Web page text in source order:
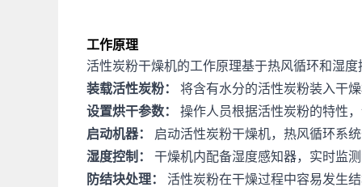
工作原理
活性炭粉干燥机的工作原理基于热风循环和湿
装载活性炭粉：
将含有水分的活性炭粉装入干
设置烘干参数：
操作人员根据活性炭粉的特性
启动机器：
启动活性炭粉干燥机，热风循环系
湿度控制：
干燥机内配备湿度感知器，实时监
防结块处理：
活性炭粉在干燥过程中容易发生